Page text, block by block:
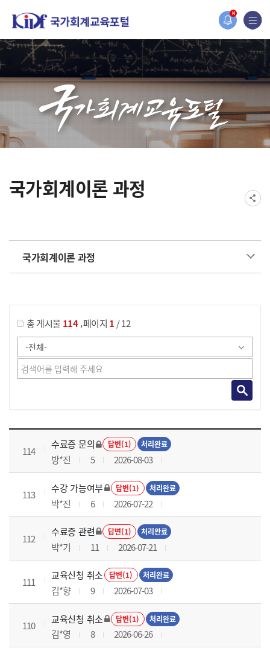
N
홈페이지가 새롭게 개편되었습니다.
한국조세재정연구원홈페이지가 새롭게 개설되었습니다.
국가회계이론 과정
국가회계이론 과정
총 게시물 114,페이지 1 / 12
국가회계이론 과정 목록 으로 번호, 제목, 작성자, 조회수, 등록 일로 나열 되고 있습니다.
114
수료증 문의 답변(1) 처리완료
방*진 5 2026-08-03
113
수강 가능여부 답변(1) 처리완료
박*진 6 2026-07-22
112
수료증 관련 답변(1) 처리완료
박*기 11 2026-07-21
111
교육신청 취소 답변(1) 처리완료
김*향 9 2026-07-03
110
교육신청 취소 답변(1) 처리완료
김*영 8 2026-06-26